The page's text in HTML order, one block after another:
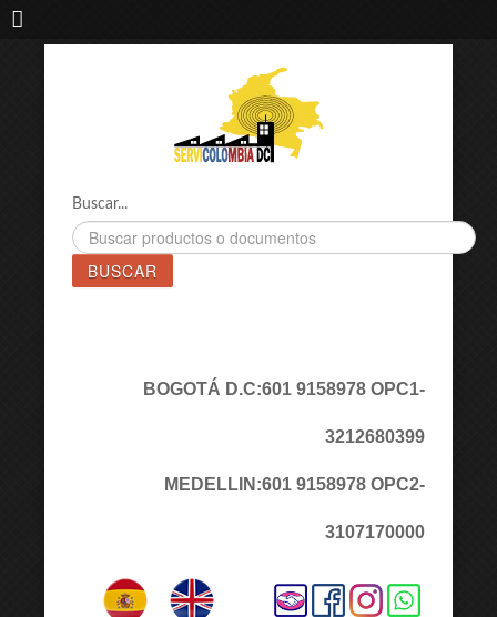
IMPORTADORA DE MAQUINAS LÁSER SERVICOLOMBIA DC
Buscar...
BUSCAR
BOGOTÁ D.C:601 9158978 OPC1-
3212680399
MEDELLIN:601 9158978 OPC2-
3107170000